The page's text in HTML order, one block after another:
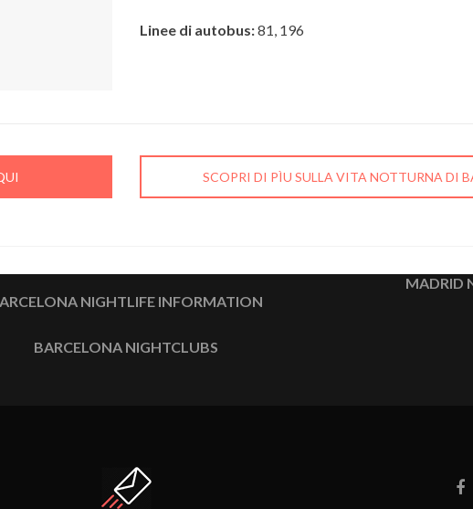
Linee di autobus:81, 196
SCOPRI DI PÌU SULLA VITA NOTTURNA DI
NIGHTLIFE INFORMATION
BARCELONA NIGHTCLUBS
MADRID